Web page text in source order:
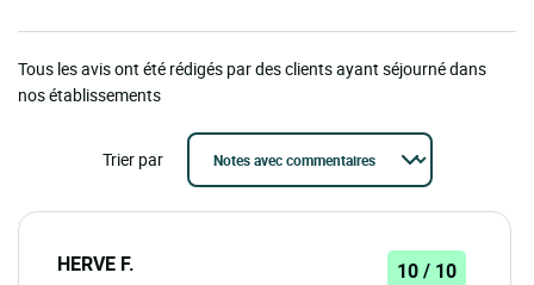
Tous les avis ont été rédigés par des clients ayant séjourné dans
nos établissements
Trier par
HERVE F. 10 / 10